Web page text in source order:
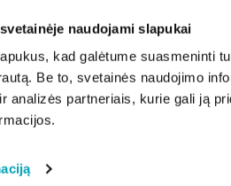
naudojami slapukai
kad galėtume suasmeninti
Be to, svetainės naudojimo
analizės partneriais, kurie gali ją